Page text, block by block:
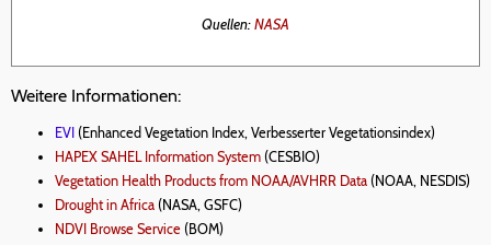
Quellen:NASA
Weitere Informationen:
EVI (Enhanced Vegetation Index, Verbesserter Vegetationsindex)
HAPEX SAHEL Information System (CESBIO)
Vegetation Health Products from NOAA/AVHRR Data (NOAA, NESDIS)
Drought in Africa (NASA, GSFC)
NDVI Browse Service (BOM)